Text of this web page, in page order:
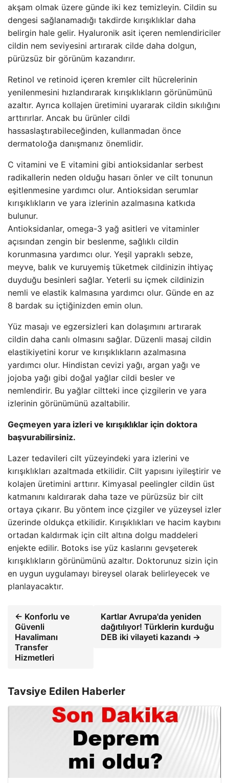
akşam olmak üzere günde iki kez temizleyin. Cildin su
dengesi sağlanamadığı takdirde kırışıklıklar daha
belirgin hale gelir. Hyaluronik asit içeren nemlendiriciler
cildin nem seviyesini artırarak cilde daha dolgun,
pürüzsüz bir görünüm kazandırır.
Retinol ve retinoid içeren kremler cilt hücrelerinin
yenilenmesini hızlandırarak kırışıklıkların görünümünü
azaltır. Ayrıca kollajen üretimini uyararak cildin sıkılığını
arttırırlar. Ancak bu ürünler cildi
hassaslaştırabileceğinden, kullanmadan önce
dermatoloğa danışmanız önemlidir.
C vitamini ve E vitamini gibi antioksidanlar serbest
radikallerin neden olduğu hasarı önler ve cilt tonunun
eşitlenmesine yardımcı olur. Antioksidan serumlar
kırışıklıkların ve yara izlerinin azalmasına katkıda
bulunur.
Antioksidanlar, omega-3 yağ asitleri ve vitaminler
açısından zengin bir beslenme, sağlıklı cildin
korunmasına yardımcı olur. Yeşil yapraklı sebze,
meyve, balık ve kuruyemiş tüketmek cildinizin ihtiyaç
duyduğu besinleri sağlar. Yeterli su içmek cildinizin
nemli ve elastik kalmasına yardımcı olur. Günde en az
8 bardak su içtiğinizden emin olun.
Yüz masajı ve egzersizleri kan dolaşımını artırarak
cildin daha canlı olmasını sağlar. Düzenli masaj cildin
elastikiyetini korur ve kırışıklıkların azalmasına
yardımcı olur. Hindistan cevizi yağı, argan yağı ve
jojoba yağı gibi doğal yağlar cildi besler ve
nemlendirir. Bu yağlar ciltteki ince çizgilerin ve yara
izlerinin görünümünü azaltabilir.
Geçmeyen yara izleri ve kırışıklıklar için doktora
başvurabilirsiniz.
Lazer tedavileri cilt yüzeyindeki yara izlerini ve
kırışıklıkları azaltmada etkilidir. Cilt yapısını iyileştirir ve
kolajen üretimini arttırır. Kimyasal peelingler cildin üst
katmanını kaldırarak daha taze ve pürüzsüz bir cilt
ortaya çıkarır. Bu yöntem ince çizgiler ve yüzeysel izler
üzerinde oldukça etkilidir. Kırışıklıkları ve hacim kaybını
ortadan kaldırmak için cilt altına dolgu maddeleri
enjekte edilir. Botoks ise yüz kaslarını gevşeterek
kırışıklıkların görünümünü azaltır. Doktorunuz sizin için
en uygun uygulamayı bireysel olarak belirleyecek ve
planlayacaktır.
← Konforlu ve
Güvenli
Havalimanı
Transfer
Hizmetleri
Kartlar Avrupa'da yeniden
dağıtılıyor! Türklerin kurduğu
DEB iki vilayeti kazandı →
Tavsiye Edilen Haberler